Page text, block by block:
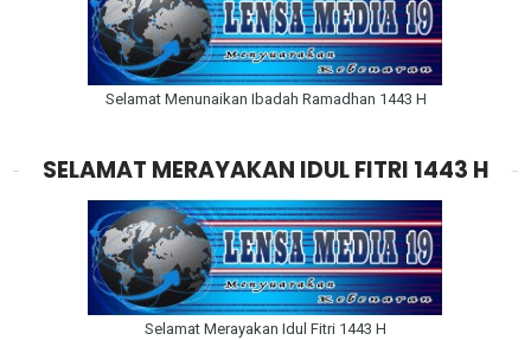
Selamat Menunaikan Ibadah Ramadhan 1443 H
SELAMAT MERAYAKAN IDUL FITRI 1443 H
Selamat Merayakan Idul Fitri 1443 H